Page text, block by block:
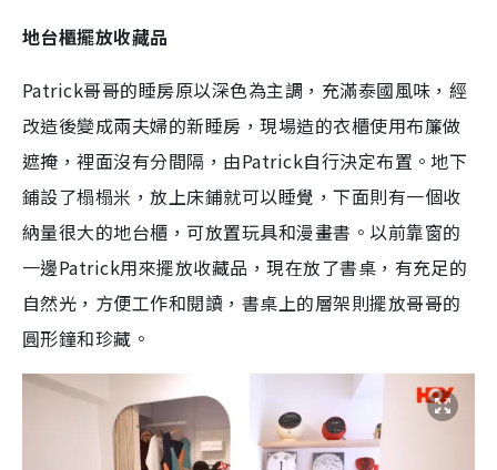
地台櫃擺放收藏品
Patrick哥哥的睡房原以深色為主調，充滿泰國風味，經
改造後變成兩夫婦的新睡房，現場造的衣櫃使用布簾做
遮掩，裡面沒有分間隔，由Patrick自行決定布置。地下
鋪設了榻榻米，放上床鋪就可以睡覺，下面則有一個收
納量很大的地台櫃，可放置玩具和漫畫書。以前靠窗的
一邊Patrick用來擺放收藏品，現在放了書桌，有充足的
自然光，方便工作和閱讀，書桌上的層架則擺放哥哥的
圓形鐘和珍藏。